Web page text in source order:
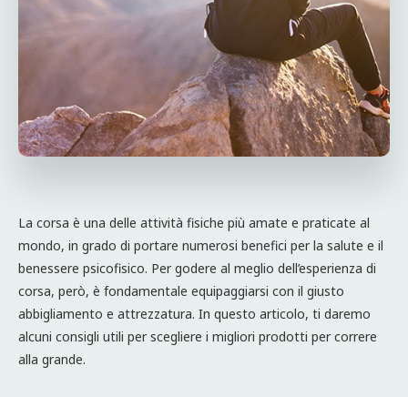
La corsa è una delle attività fisiche più amate e praticate al
mondo, in grado di portare numerosi benefici per la salute e il
benessere psicofisico. Per godere al meglio dell’esperienza di
corsa, però, è fondamentale equipaggiarsi con il giusto
abbigliamento e attrezzatura. In questo articolo, ti daremo
alcuni consigli utili per scegliere i migliori prodotti per correre
alla grande.